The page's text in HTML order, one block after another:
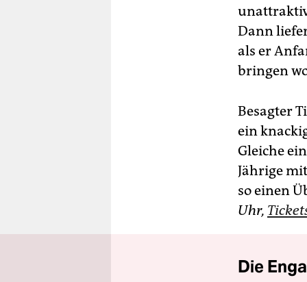
Dann
als er
bringen
Besagter
ein
Gleiche
Jährige
so einen
Uhr,
Die